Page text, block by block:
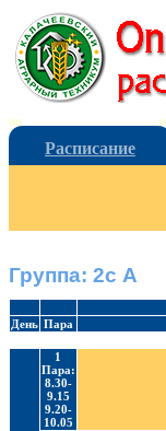
Расписание
Группа: 2с А
День Пара
1
Пара:
8.30-
9.15
9.20-
10.05